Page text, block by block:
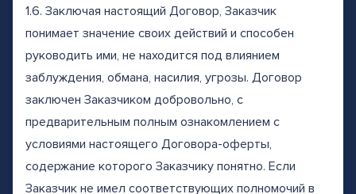
1.6. Заключая настоящий Договор, Заказчик
понимает значение своих действий и способен
руководить ими, не находится под влиянием
заблуждения, обмана, насилия, угрозы. Договор
заключен Заказчиком добровольно, с
предварительным полным ознакомлением с
условиями настоящего Договора-оферты,
содержание которого Заказчику понятно. Если
Заказчик не имел соответствующих полномочий в